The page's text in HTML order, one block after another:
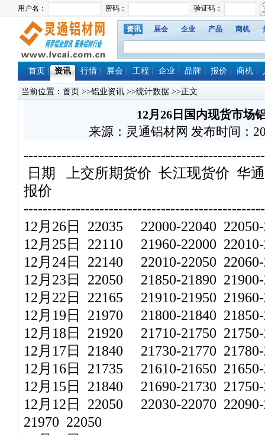
资讯 展会 企业 产品 商机
首页 资讯 行情 展会 工程 企业 品牌 报价 商机
当前位置： 首页 >>铝业资讯 >>统计数据 >>正文
12月26日国内现货市场
来源：灵通铝材网 发布时间：
日期 上交所期货价 长江现货价 华
报价
12月26日 22035 22000-22040
12月25日 22110 21960-22000
12月24日 22140 22010-22050
12月23日 22050 21850-21890
12月22日 22165 21910-21950
12月19日 21970 21800-21840
12月18日 21920 21710-21750
12月17日 21840 21730-21770
12月16日 21735 21610-21650
12月15日 21840 21690-21730
12月12日 22050 22030-22070
21970 22050